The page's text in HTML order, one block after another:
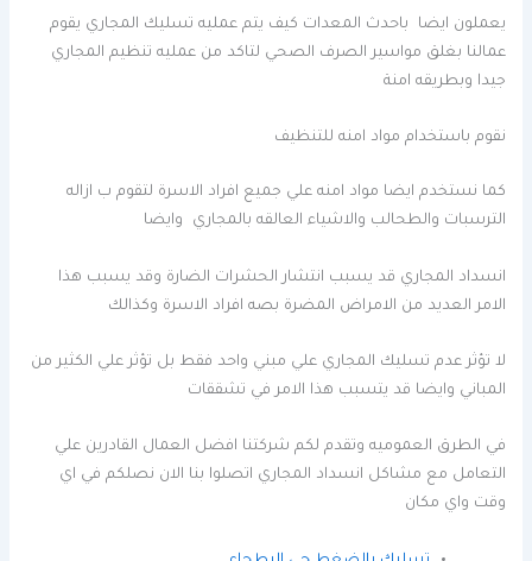
يعملون ايضا باحدث المعدات كيف يتم عمليه تسليك المجاري يقوم
عمالنا بغلق مواسير الصرف الصحي لتاكد من عمليه تنظيم المجاري
جيدا وبطريقه امنة
نقوم باستخدام مواد امنه للتنظيف
كما نستخدم ايضا مواد امنه علي جميع افراد الاسرة لتقوم ب ازاله
الترسبات والطحالب والاشياء العالقه بالمجاري وايضا
انسداد المجاري قد يسبب انتشار الحشرات الضارة وقد يسبب هذا
الامر العديد من الامراض المضرة بصه افراد الاسرة وكذالك
لا تؤثر عدم تسليك المجاري علي مبني واحد فقط بل تؤثر علي الكثير من
المباني وايضا قد يتسبب هذا الامر في تشققات
في الطرق العموميه وتقدم لكم شركتنا افضل العمال القادرين علي
التعامل مع مشاكل انسداد المجاري اتصلوا بنا الان نصلكم في اي
وقت واي مكان